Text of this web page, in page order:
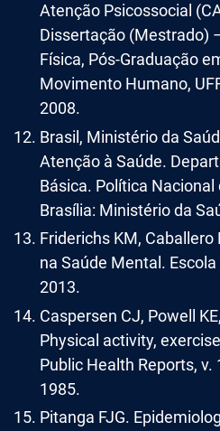
Atenção Psicossocial
Dissertação (Mestrado)
Física, Pós-Graduação
Movimento Humano,
2008.
Brasil, Ministério da
Atenção à Saúde.
Básica. Política
Brasília: Ministério da
Friderichs KM, Caballero
na Saúde Mental.
2013.
Caspersen CJ, Powell
Physical activity,
Public Health Reports, v.
1985.
Pitanga FJG.